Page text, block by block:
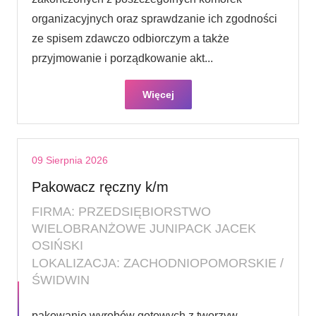
organizacyjnych oraz sprawdzanie ich zgodności
ze spisem zdawczo odbiorczym a także
przyjmowanie i porządkowanie akt...
Więcej
09 Sierpnia 2026
Pakowacz ręczny k/m
FIRMA: PRZEDSIĘBIORSTWO
WIELOBRANŻOWE JUNIPACK JACEK
OSIŃSKI
LOKALIZACJA: ZACHODNIOPOMORSKIE /
ŚWIDWIN